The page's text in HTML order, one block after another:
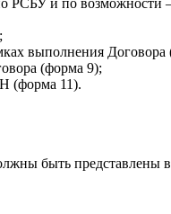
выполнения
(форма 9);
(форма 11).
быть представлены в